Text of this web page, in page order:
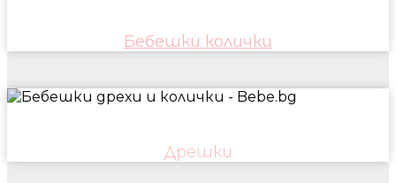
Бебешки колички
Дрешки